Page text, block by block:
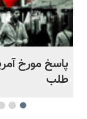
پاسخ مورخ
طلب